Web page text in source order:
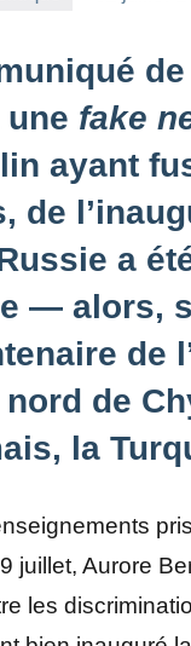
fake
ayant
de
a
— alors,
de
de
la
juillet, Aurore
les